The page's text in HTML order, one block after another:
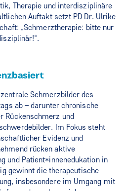
Therapie und interdisziplinäre
Auftakt setzt PD Dr. Ulrike
„Schmerztherapie: bitte nur
Schmerzbilder des
ab – darunter chronische
Rückenschmerz und
Im Fokus steht
Evidenz und
rücken aktive
und Patient*innenedukation in
gewinnt die therapeutische
insbesondere im Umgang mit